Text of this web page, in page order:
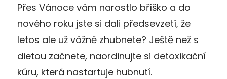
Přes Vánoce vám narostlo bříško a do
nového roku jste si dali předsevzetí, že
letos ale už vážně zhubnete? Ještě než s
dietou začnete, naordinujte si detoxikační
kúru, která nastartuje hubnutí.